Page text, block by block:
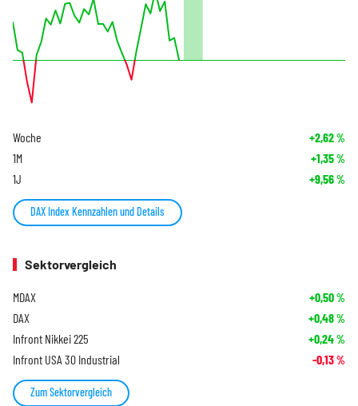
Woche +2,62%
1M +1,35%
1J +9,56%
DAX Index Kennzahlen und Details
Sektorvergleich
MDAX +0,50%
DAX +0,48%
Infront Nikkei 225 +0,24%
Infront USA 30 Industrial -0,13%
Zum Sektorvergleich